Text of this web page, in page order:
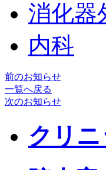
消化器
内科
前のお知らせ
一覧へ戻る
次のお知らせ
クリ